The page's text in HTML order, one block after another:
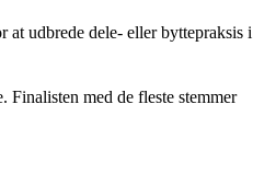
udbrede dele- eller byttepraksis i
med de fleste stemmer